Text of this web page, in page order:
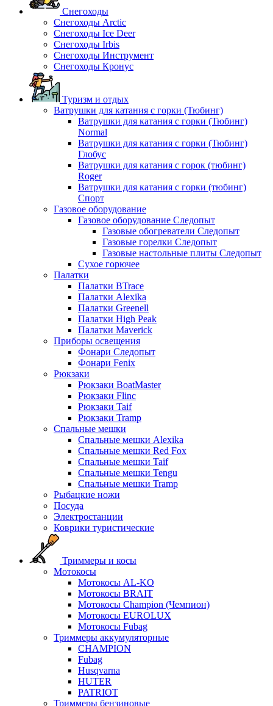
Снегоходы
Снегоходы Arctic
Снегоходы Ice Deer
Снегоходы Irbis
Снегоходы Инструмент
Снегоходы Кронус
Туризм и отдых
Ватрушки для катания с горки (Тюбинг)
Ватрушки для катания с горки (Тюбинг)
Normal
Ватрушки для катания с горки (Тюбинг)
Глобус
Ватрушки для катания с горок (тюбинг)
Roger
Ватрушки для катания с горки (тюбинг)
Спорт
Газовое оборудование
Газовое оборудование Следопыт
Газовые обогреватели Следопыт
Газовые горелки Следопыт
Газовые настольные плиты Следопыт
Сухое горючее
Палатки
Палатки BTrace
Палатки Alexika
Палатки Greenell
Палатки High Peak
Палатки Maverick
Приборы освещения
Фонари Следопыт
Фонари Fenix
Рюкзаки
Рюкзаки BoatMaster
Рюкзаки Flinc
Рюкзаки Taif
Рюкзаки Tramp
Спальные мешки
Спальные мешки Alexika
Спальные мешки Red Fox
Спальные мешки Taif
Спальные мешки Tengu
Спальные мешки Tramp
Рыбацкие ножи
Посуда
Электростанции
Коврики туристические
Триммеры и косы
Мотокосы
Мотокосы AL-KO
Мотокосы BRAIT
Мотокосы Champion (Чемпион)
Мотокосы EUROLUX
Мотокосы Fubag
Триммеры аккумуляторные
CHAMPION
Fubag
Husqvarna
HUTER
PATRIOT
Триммеры бензиновые